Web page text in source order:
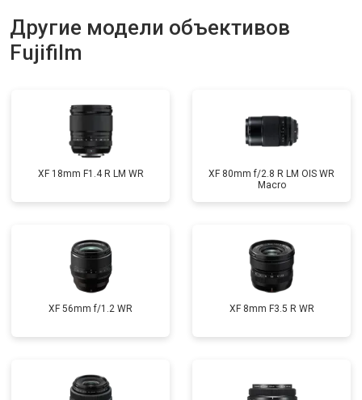
Другие модели объективов
Fujifilm
XF 18mm F1.4 R LM WR
XF 80mm f/2.8 R LM OIS WR
Macro
XF 56mm f/1.2 WR XF 8mm F3.5 R WR